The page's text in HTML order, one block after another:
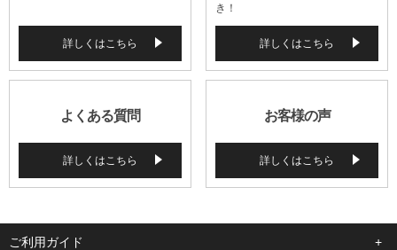
詳しくはこちら
き！
詳しくはこちら
よくある質問
詳しくはこちら
お客様の声
詳しくはこちら
ご利用ガイド